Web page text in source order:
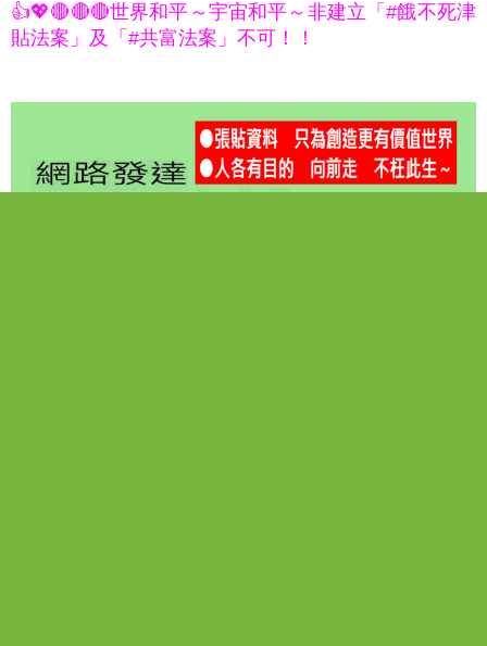
👍💖🔴🔴🔴世界和平～宇宙和平～非建立「#餓不死津
貼法案」及「#共富法案」不可！！